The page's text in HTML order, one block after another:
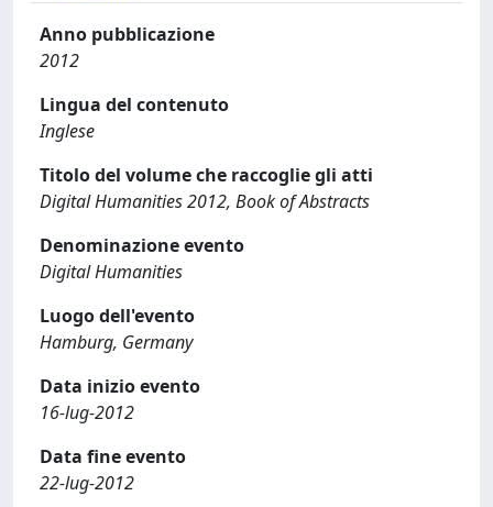
Anno pubblicazione
2012
Lingua del contenuto
Inglese
Titolo del volume che raccoglie gli atti
Digital Humanities 2012, Book of Abstracts
Denominazione evento
Digital Humanities
Luogo dell'evento
Hamburg, Germany
Data inizio evento
16-lug-2012
Data fine evento
22-lug-2012